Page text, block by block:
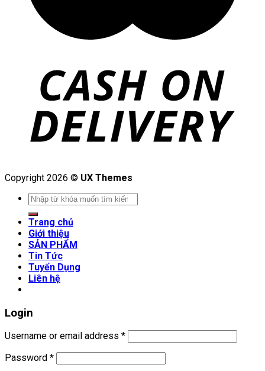
Copyright 2026 © UX Themes
Search
for:
Trang chủ
Giới thiệu
SẢN PHẨM
Tin Tức
Tuyển Dụng
Liên hệ
Login
Username or email address *
Password *